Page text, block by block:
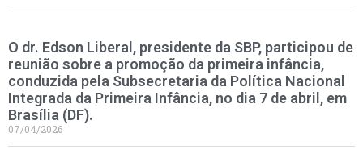
O dr. Edson Liberal, presidente da SBP, participou de
reunião sobre a promoção da primeira infância,
conduzida pela Subsecretaria da Política Nacional
Integrada da Primeira Infância, no dia 7 de abril, em
Brasília (DF).
07/04/2026